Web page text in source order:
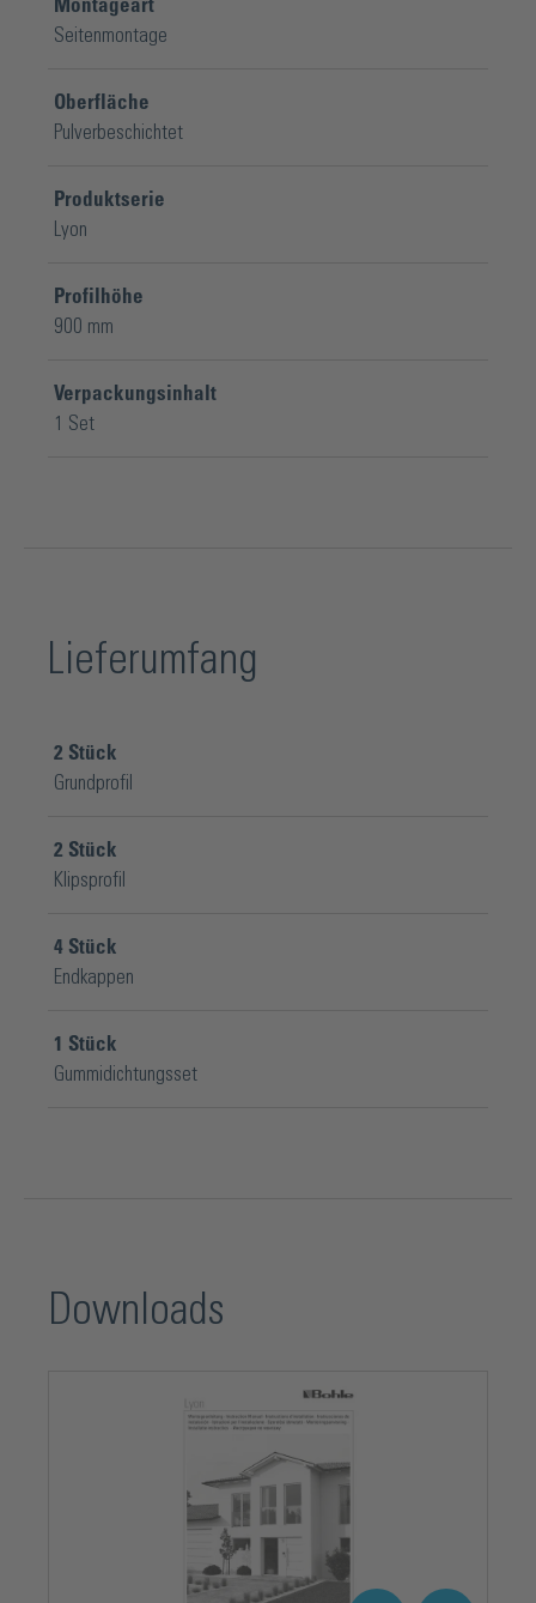
Standard Profilhöhen 900 mm, 1000
Anfrage)
(bitte beachten Sie die Statik)
Montageart
Seitenmontage
Oberfläche
Pulverbeschichtet
Produktserie
Lyon
Profilhöhe
900 mm
Verpackungsinhalt
1 Set
Lieferumfang
2 Stück
Grundprofil
2 Stück
Klipsprofil
4 Stück
Endkappen
1 Stück
Gummidichtungsset
Downloads